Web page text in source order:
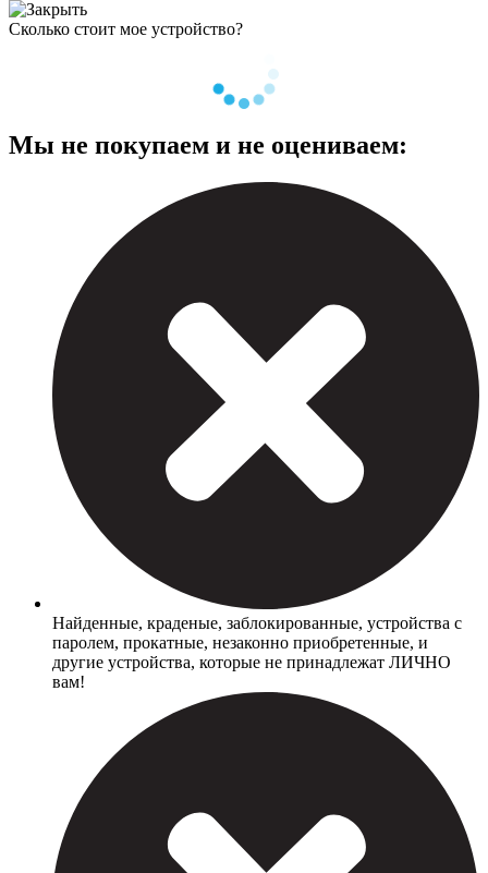
Сколько стоит мое устройство?
Мы не покупаем и не оцениваем:
Найденные, краденые, заблокированные, устройства с
паролем, прокатные, незаконно приобретенные, и
другие устройства, которые не принадлежат ЛИЧНО
вам!